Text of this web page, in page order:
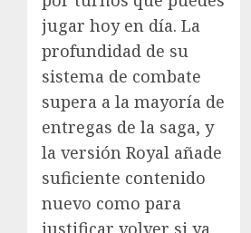
jugar hoy en día. La
profundidad de su
sistema de combate
supera a la mayoría de
entregas de la saga, y
la versión Royal añade
suficiente contenido
nuevo como para